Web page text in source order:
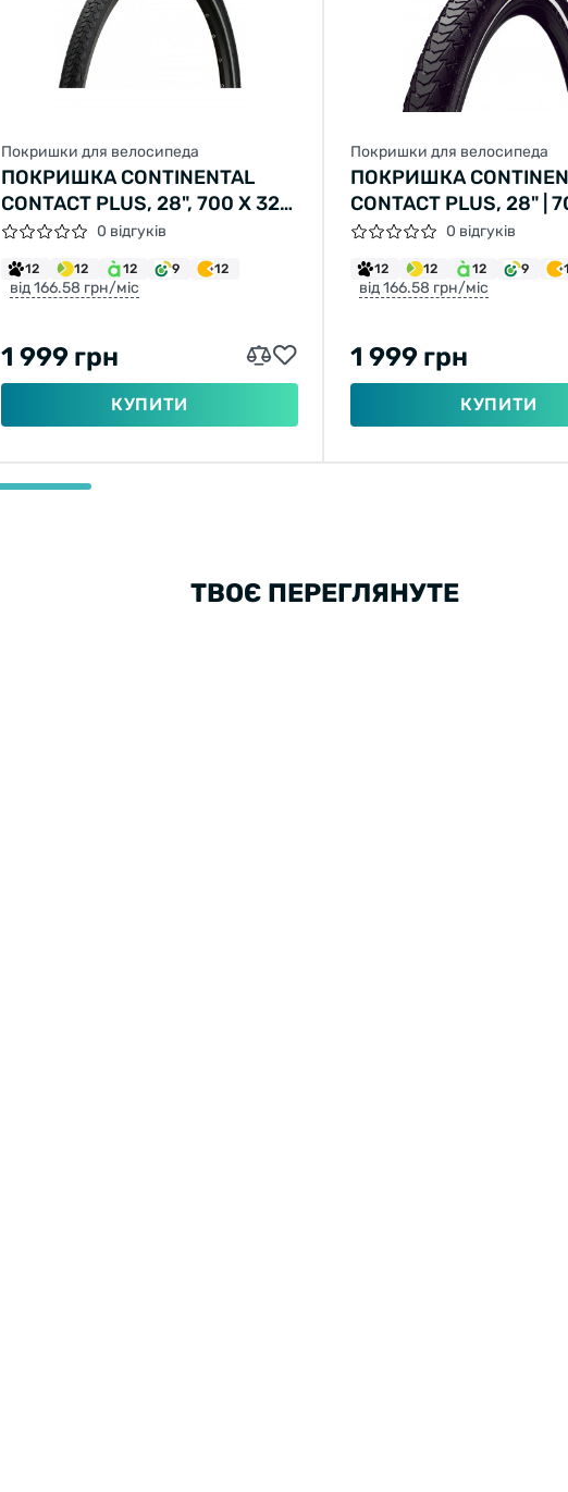
Покришки для велосипеда
ПОКРИШКА CONTINENTAL
CONTACT PLUS, 28", 700 X 32C,
28 X 1 1/4 X 1 3/4, 32-622,
ЧОРНА, НЕ СКЛАДНА,
СВІТЛОВІДБИВНА,
0 відгуків
12 12 12 9 12
від 166.58 грн/міс
1 999 грн
КУПИТИ
Покришки для велосипеда
ПОКРИШКА
CONTACT PLUS, 28" |
| 28 X 1 3/8 X 1 5/8,
СКЛАДНА,
0 відгуків
12 12 12 9
від 166.58 грн/міс
1 999 грн
КУПИТИ
ТВОЄ ПЕРЕГЛЯНУТЕ